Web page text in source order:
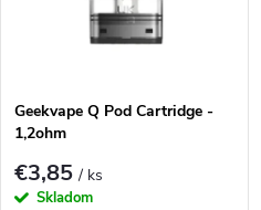
Geekvape Q Pod Cartridge -
1,2ohm
€3,85/ ks
Skladom